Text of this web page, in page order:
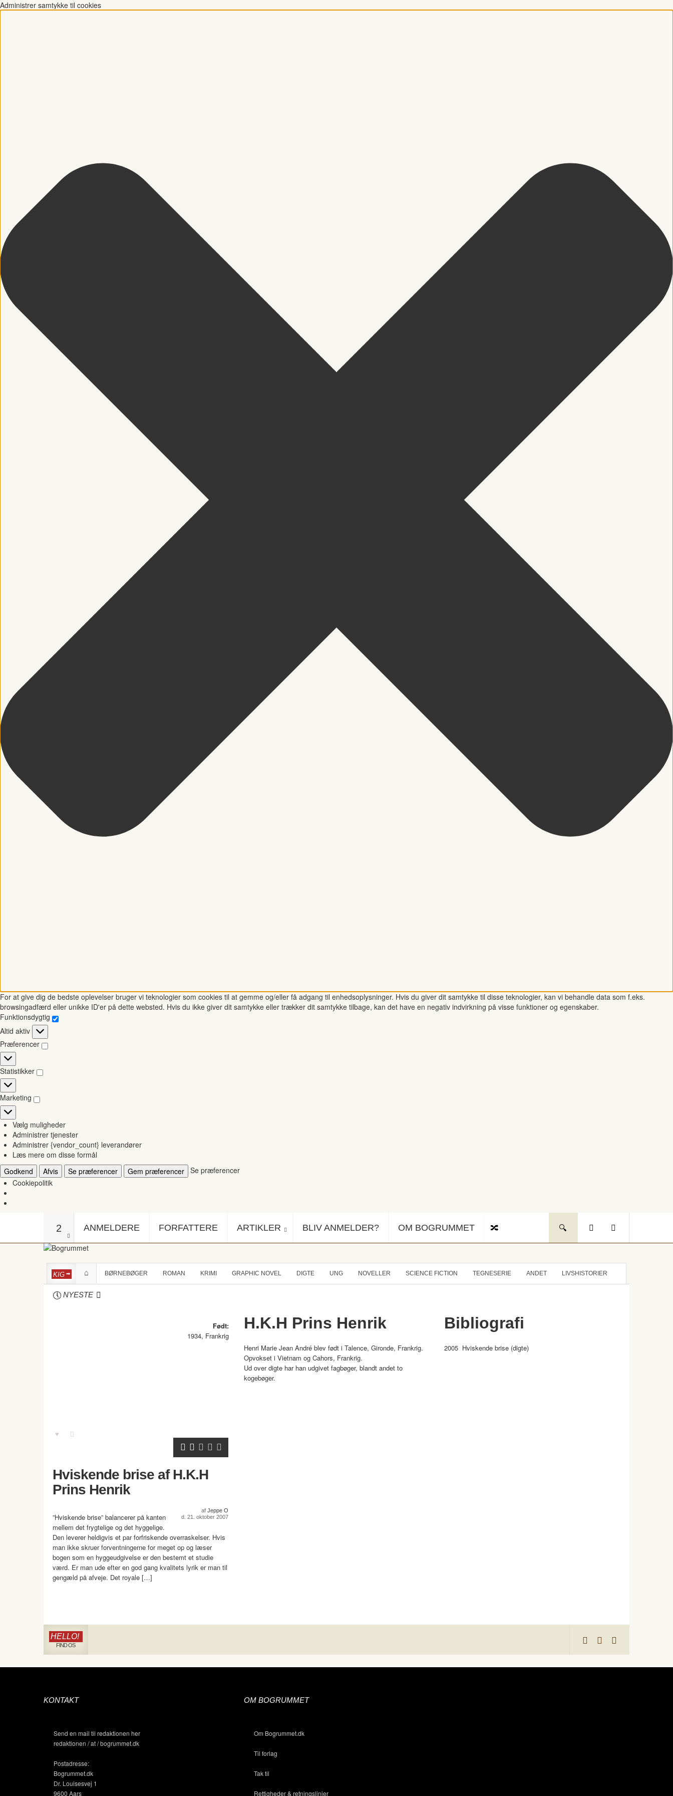
Administrer samtykke til cookies
For at give dig de bedste oplevelser bruger vi teknologier som cookies til at gemme og/eller få adgang til enhedsoplysninger. Hvis du giver dit samtykke til disse teknologier, kan vi behandle data som f.eks.
browsingadfærd eller unikke ID'er på dette websted. Hvis du ikke giver dit samtykke eller trækker dit samtykke tilbage, kan det have en negativ indvirkning på visse funktioner og egenskaber.
Funktionsdygtig
Funktionsdygtig
Altid aktiv
Præferencer
Præferencer
Statistikker
Statistikker
Marketing
Marketing
Vælg muligheder
Administrer tjenester
Administrer {vendor_count} leverandører
Læs mere om disse formål
Godkend
Afvis Se præferencer Gem præferencer Se præferencer
Cookiepolitik
2 ANMELDERE FORFATTERE ARTIKLER BLIV ANMELDER? OM BOGRUMMET
KIG BØRNEBØGER ROMAN KRIMI GRAPHIC NOVEL DIGTE UNG NOVELLER SCIENCE FICTION TEGNESERIE ANDET LIVSHISTORIER
NYESTE
Født:
1934, Frankrig
H.K.H Prins Henrik
Henri Marie Jean André blev født i Talence, Gironde, Frankrig.
Opvokset i Vietnam og Cahors, Frankrig.
Ud over digte har han udgivet fagbøger, blandt andet to
kogebøger.
Bibliografi
2005 Hviskende brise (digte)
Hviskende brise af H.K.H
Prins Henrik
af Jeppe O
d. 21. oktober 2007
”Hviskende brise” balancerer på kanten
mellem det frygtelige og det hyggelige.
Den leverer heldigvis et par forfriskende overraskelser. Hvis
man ikke skruer forventningerne for meget op og læser
bogen som en hyggeudgivelse er den bestemt et studie
værd. Er man ude efter en god gang kvalitets lyrik er man til
gengæld på afveje. Det royale […]
HELLO!
FIND OS
KONTAKT
Send en mail til redaktionen her
redaktionen / at / bogrummet.dk
Postadresse:
Bogrummet.dk
Dr. Louisesvej 1
9600 Aars
OM BOGRUMMET
Om Bogrummet.dk
Til forlag
Tak til
Rettigheder & retningslinjer